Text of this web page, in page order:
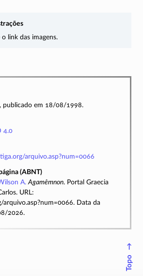
link das imagens.
publicado em 18/08/1998.
4.0
arquivo.asp?num=0066
(ABNT)
A. Agamêmnon. Portal Graecia
URL:
arquivo.asp?num=0066. Data da
2026.
↑
Topo